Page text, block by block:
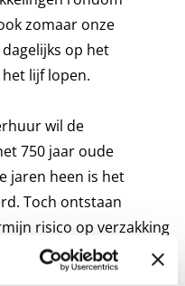
zomaar onze
op het
lijf lopen.
wil de
750 jaar oude
jaren heen is het
Toch ontstaan
risico op verzakking
Bestuur van
maken zich hard